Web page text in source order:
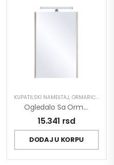
KUPATILSKI NAMEŠTAJ, ORMARIĆ SA OGLEDALOM
Ogledalo Sa Ormarićem Pino Art Toledo 0868 55cm
15.341 rsd
DODAJ U KORPU